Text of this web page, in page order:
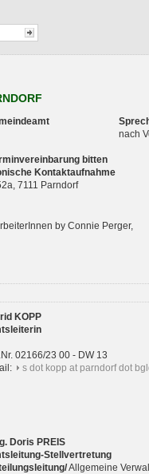
Gemeindeamt
bitten
Kontaktaufnahme
7111 Parndorf
nach
by Connie Perger,
KOPP
02166/23 00 - DW 13
s dot kopp at parndorf dot
Doris PREIS
Stellvertretung
g/Allgemeine